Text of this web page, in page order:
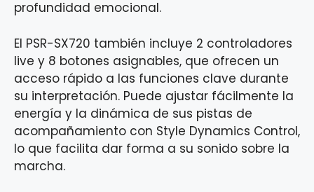
profundidad emocional.
El PSR-SX720 también incluye 2 controladores
live y 8 botones asignables, que ofrecen un
acceso rápido a las funciones clave durante
su interpretación. Puede ajustar fácilmente la
energía y la dinámica de sus pistas de
acompañamiento con Style Dynamics Control,
lo que facilita dar forma a su sonido sobre la
marcha.